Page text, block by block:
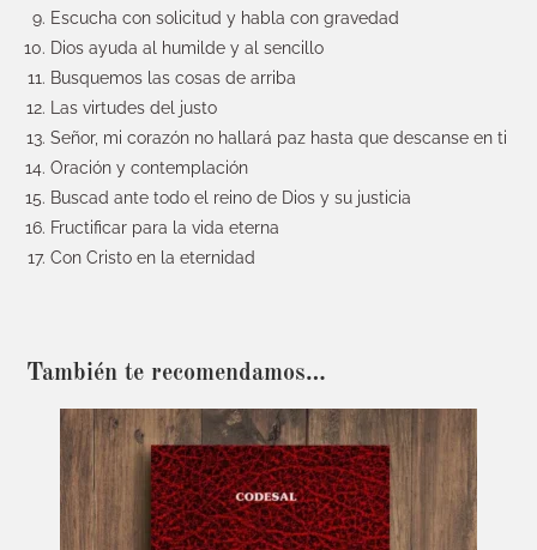
Escucha con solicitud y habla con gravedad
Dios ayuda al humilde y al sencillo
Busquemos las cosas de arriba
Las virtudes del justo
Señor, mi corazón no hallará paz hasta que descanse en ti
Oración y contemplación
Buscad ante todo el reino de Dios y su justicia
Fructificar para la vida eterna
Con Cristo en la eternidad
También te recomendamos…